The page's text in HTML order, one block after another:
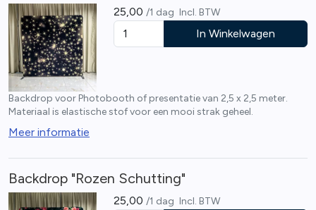
25,00 /1 dag Incl. BTW
In Winkelwagen
Backdrop voor Photobooth of presentatie van 2,5 x 2,5 meter.
Materiaal is elastische stof voor een mooi strak geheel.
Meer informatie
Backdrop "Rozen Schutting"
25,00 /1 dag Incl. BTW